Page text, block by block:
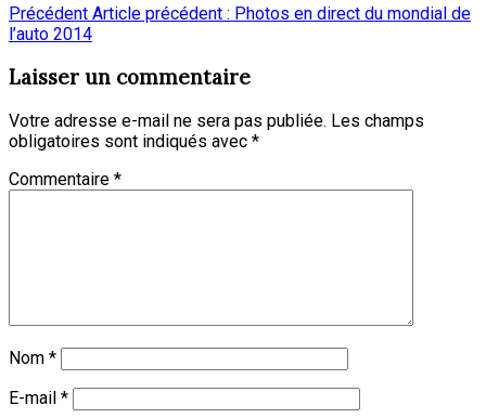
Précédent Article précédent : Photos en direct du mondial de
l’auto 2014
Laisser un commentaire
Votre adresse e-mail ne sera pas publiée. Les champs
obligatoires sont indiqués avec *
Commentaire *
Nom *
E-mail *